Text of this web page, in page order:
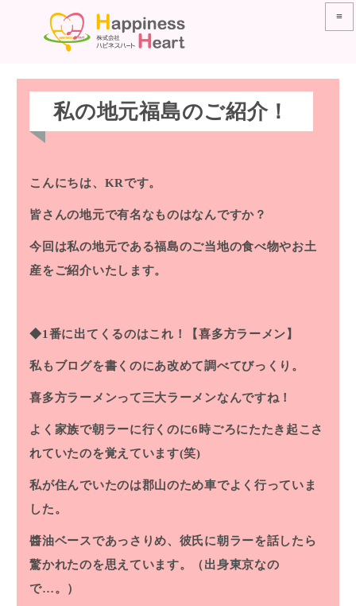
≡
私の地元福島のご紹介！
こんにちは、KRです。
皆さんの地元で有名なものはなんですか？
今回は私の地元である福島のご当地の食べ物やお土
産をご紹介いたします。
◆1番に出てくるのはこれ！【喜多方ラーメン】
私もブログを書くのにあ改めて調べてびっくり。
喜多方ラーメンって三大ラーメンなんですね！
よく家族で朝ラーに行くのに6時ごろにたたき起こさ
れていたのを覚えています(笑)
私が住んでいたのは郡山のため車でよく行っていま
した。
醬油ベースであっさりめ、彼氏に朝ラーを話したら
驚かれたのを思えています。（出身東京なの
で…。）